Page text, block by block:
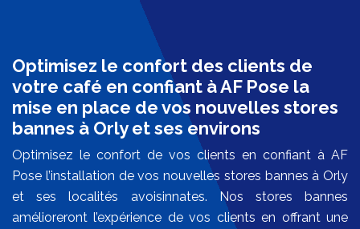
Optimisez le confort des clients de
votre café en confiant à AF Pose la
mise en place de vos nouvelles stores
bannes à Orly et ses environs
Optimisez le confort de vos clients en confiant à AF
Pose l’installation de vos nouvelles stores bannes à Orly
et ses localités avoisinnates. Nos stores bannes
amélioreront l’expérience de vos clients en offrant une